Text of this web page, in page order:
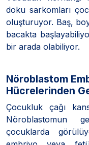
doku sarkomları
oluşturuyor. Baş,
bacakta
bir arada olabiliyor.
Nöroblastom
Hücrelerinden
Çocukluk çağı
Nöroblastomun
çocuklarda